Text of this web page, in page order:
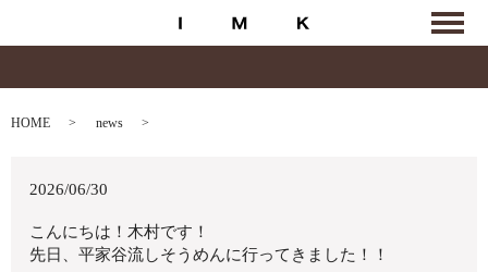
HOME news
2026/06/30
こんにちは！木村です！
先日、平家谷流しそうめんに行ってきました！！